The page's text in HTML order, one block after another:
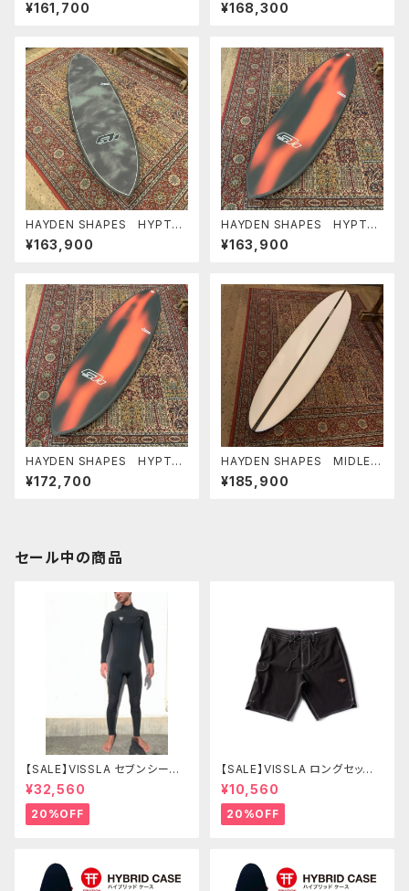
ンシェイプス
¥161,700
シェイプス ヒプトクリプト 小
¥168,300
HAYDEN SHAPES HYPTO
KRYPTO FUTURE FLEX TIE
DYE GREEN NEW COLOR ヘ
¥163,900
HAYDEN SHAPES HYPTO
KRYPTO FUTURE FLEX
5’10” RED PLASMA NEW C
¥163,900
HAYDEN SHAPES HYPTO
KRYPTO FUTURE FLEX
6’0” RED PLASMA NEW C
¥172,700
HAYDEN SHAPES MIDLEN
GTH GLIDER PE 6'10" ヘイ
デンシェイプス ミッドレング
¥185,900
セール中の商品
【SALE】VISSLA セブンシーズ
コンプ 3-2mm フルチェストジ
ップ SIZE L カラーBL2
¥32,560
20%OFF
【SALE】VISSLA ロングセッツ
21 サーフパンツ 水着 ヴィスラ
ボードショーツ
¥10,560
20%OFF